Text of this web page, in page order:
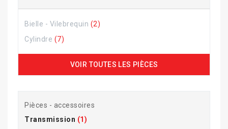
Bielle - Vilebrequin (2)
Cylindre (7)
VOIR TOUTES LES PIÈCES
Pièces - accessoires
Transmission (1)